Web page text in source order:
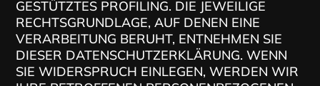
GESTÜTZTES PROFILING. DIE JEWEILIGE
RECHTSGRUNDLAGE, AUF DENEN EINE
VERARBEITUNG BERUHT, ENTNEHMEN SIE
DIESER DATENSCHUTZERKLÄRUNG. WENN
SIE WIDERSPRUCH EINLEGEN, WERDEN WIR